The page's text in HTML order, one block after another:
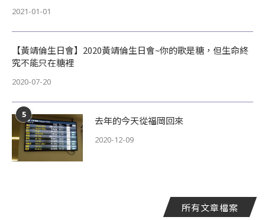
2021-01-01
【黃靖倫生日會】2020黃靖倫生日會~你的歌是糖，但生命終
究不能只在糖裡
2020-07-20
5 去年的今天從福岡回來
2020-12-09
所有文章檔案